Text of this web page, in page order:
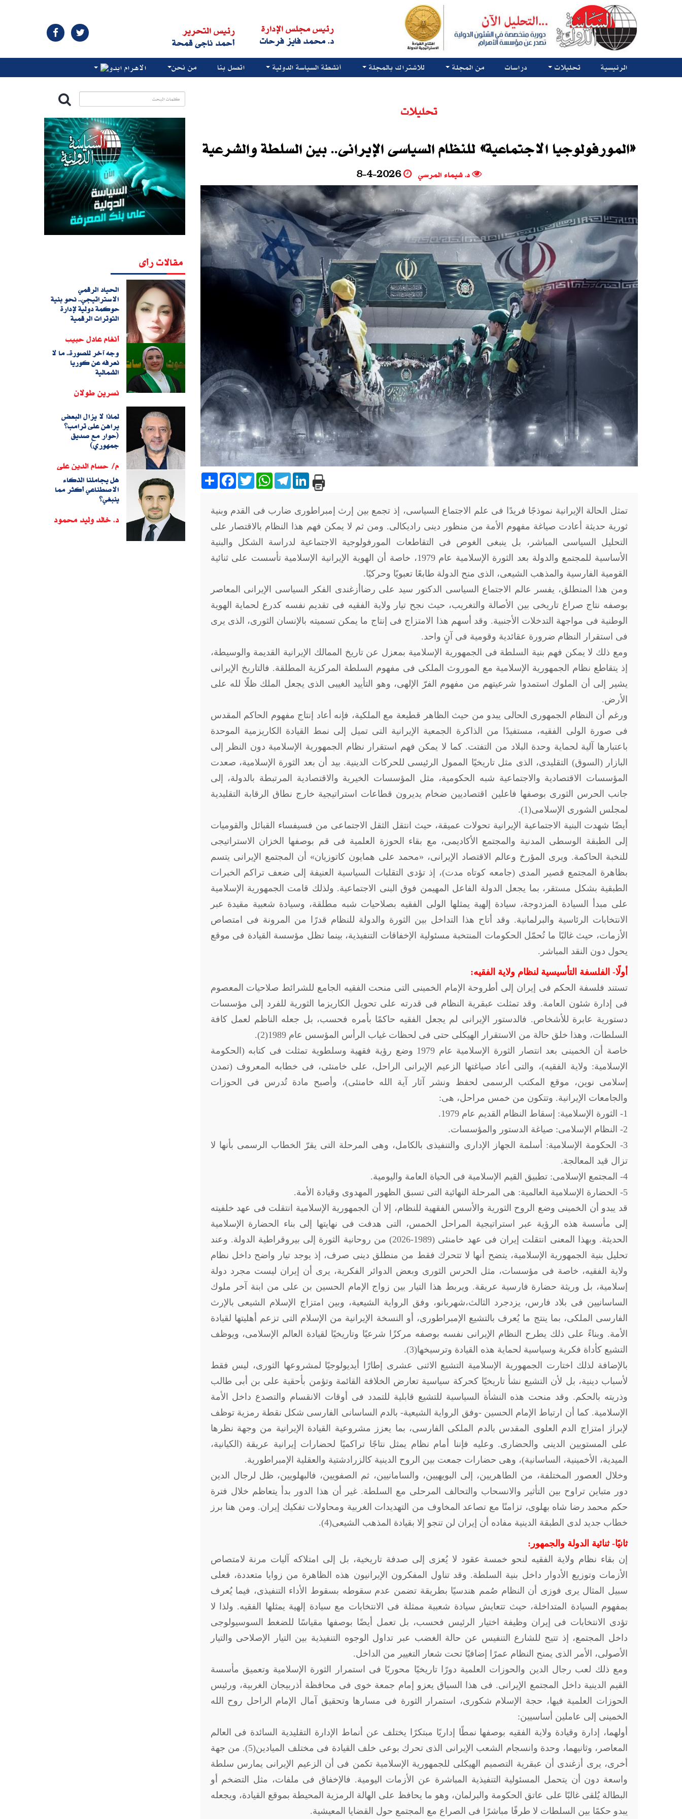
رئيس مجلس الإدارة
د. محمد فايز فرحات
رئيس التحرير
أحمد ناجى قمحة
الرئيسية تحليلات دراسات من المجلة للاشتراك بالمجلة أنشطة السياسة الدولية اتصل بنا من نحن الاهرام ابدو
تحليلات
«المورفولوجيا الاجتماعية» للنظام السياسى الإيرانى.. بين السلطة والشرعية
د. شيماء المرسي 8-4-2026
ShareFacebook
TwitterWhatsAppTelegramLinkedIn
تمثل الحالة الإيرانية نموذجًا فريدًا فى علم الاجتماع السياسى، إذ تجمع بين إرث إمبراطورى ضارب فى القدم وبنية
ثورية حديثة أعادت صياغة مفهوم الأمة من منظور دينى راديكالى. ومن ثم لا يمكن فهم هذا النظام بالاقتصار على
التحليل السياسى المباشر، بل ينبغى الغوص فى التقاطعات المورفولوجية الاجتماعية لدراسة الشكل والبنية
الأساسية للمجتمع والدولة بعد الثورة الإسلامية عام 1979، خاصة أن الهوية الإيرانية الإسلامية تأسست على ثنائية
القومية الفارسية والمذهب الشيعى، الذى منح الدولة طابعًا تعبويًا وحركيًا.
ومن هذا المنطلق، يفسر عالم الاجتماع السياسى الدكتور سيد على رضاأزغندى الفكر السياسى الإيرانى المعاصر
بوصفه نتاج صراع تاريخى بين الأصالة والتغريب، حيث نجح تيار ولاية الفقيه فى تقديم نفسه كدرع لحماية الهوية
الوطنية فى مواجهة التدخلات الأجنبية. وقد أسهم هذا الامتزاج فى إنتاج ما يمكن تسميته بالإنسان الثورى، الذى يرى
فى استقرار النظام ضرورة عقائدية وقومية فى آنٍ واحد.
ومع ذلك لا يمكن فهم بنية السلطة فى الجمهورية الإسلامية بمعزل عن تاريخ الممالك الإيرانية القديمة والوسيطة،
إذ يتقاطع نظام الجمهورية الإسلامية مع الموروث الملكى فى مفهوم السلطة المركزية المطلقة. فالتاريخ الإيرانى
يشير إلى أن الملوك استمدوا شرعيتهم من مفهوم الفرّ الإلهى، وهو التأييد الغيبى الذى يجعل الملك ظلًا لله على
الأرض.
ورغم أن النظام الجمهورى الحالى يبدو من حيث الظاهر قطيعة مع الملكية، فإنه أعاد إنتاج مفهوم الحاكم المقدس
فى صورة الولى الفقيه، مستفيدًا من الذاكرة الجمعية الإيرانية التى تميل إلى نمط القيادة الكاريزمية الموحدة
باعتبارها آلية لحماية وحدة البلاد من التفتت. كما لا يمكن فهم استقرار نظام الجمهورية الإسلامية دون النظر إلى
البازار (السوق) التقليدى، الذى مثل تاريخيًا الممول الرئيسى للحركات الدينية. بيد أن بعد الثورة الإسلامية، صعدت
المؤسسات الاقتصادية والاجتماعية شبه الحكومية، مثل المؤسسات الخيرية والاقتصادية المرتبطة بالدولة، إلى
جانب الحرس الثورى بوصفها فاعلين اقتصاديين ضخام يديرون قطاعات استراتيجية خارج نطاق الرقابة التقليدية
لمجلس الشورى الإسلامى(1).
أيضًا شهدت البنية الاجتماعية الإيرانية تحولات عميقة، حيث انتقل الثقل الاجتماعى من فسيفساء القبائل والقوميات
إلى الطبقة الوسطى المدنية والمجتمع الأكاديمى، مع بقاء الحوزة العلمية فى قم بوصفها الخزان الاستراتيجى
للنخبة الحاكمة. ويرى المؤرخ وعالم الاقتصاد الإيرانى، «محمد على همايون كاتوزيان» أن المجتمع الإيرانى يتسم
بظاهرة المجتمع قصير المدى (جامعه كوتاه مدت)، إذ تؤدى التقلبات السياسية العنيفة إلى ضعف تراكم الخبرات
الطبقية بشكل مستقر، بما يجعل الدولة الفاعل المهيمن فوق البنى الاجتماعية. ولذلك قامت الجمهورية الإسلامية
على مبدأ السيادة المزدوجة، سيادة إلهية يمثلها الولى الفقيه بصلاحيات شبه مطلقة، وسيادة شعبية مقيدة عبر
الانتخابات الرئاسية والبرلمانية. وقد أتاح هذا التداخل بين الثورة والدولة للنظام قدرًا من المرونة فى امتصاص
الأزمات، حيث غالبًا ما تُحمّل الحكومات المنتخبة مسئولية الإخفاقات التنفيذية، بينما تظل مؤسسة القيادة فى موقع
يحول دون النقد المباشر.
أولًا- الفلسفة التأسيسية لنظام ولاية الفقيه:
تستند فلسفة الحكم فى إيران إلى أطروحة الإمام الخمينى التى منحت الفقيه الجامع للشرائط صلاحيات المعصوم
فى إدارة شئون العامة. وقد تمثلت عبقرية النظام فى قدرته على تحويل الكاريزما الثورية للفرد إلى مؤسسات
دستورية عابرة للأشخاص. فالدستور الإيرانى لم يجعل الفقيه حاكمًا بأمره فحسب، بل جعله الناظم لعمل كافة
السلطات، وهذا خلق حالة من الاستقرار الهيكلى حتى فى لحظات غياب الرأس المؤسس عام 1989(2).
خاصة أن الخمينى بعد انتصار الثورة الإسلامية عام 1979 وضع رؤية فقهية وسلطوية تمثلت فى كتابه (الحكومة
الإسلامية: ولاية الفقيه)، والتى أعاد صياغتها الزعيم الإيرانى الراحل، على خامنئى، فى خطابه المعروف (تمدن
إسلامى نوين، موقع المكتب الرسمى لحفظ ونشر آثار آية الله خامنئى)، وأصبح مادة تُدرس فى الحوزات
والجامعات الإيرانية. وتتكون من خمس مراحل، هى:
1- الثورة الإسلامية: إسقاط النظام القديم عام 1979.
2- النظام الإسلامى: صياغة الدستور والمؤسسات.
3- الحكومة الإسلامية: أسلمة الجهاز الإدارى والتنفيذى بالكامل، وهى المرحلة التى يقرّ الخطاب الرسمى بأنها لا
تزال قيد المعالجة.
4- المجتمع الإسلامى: تطبيق القيم الإسلامية فى الحياة العامة واليومية.
5- الحضارة الإسلامية العالمية: هى المرحلة النهائية التى تسبق الظهور المهدوى وقيادة الأمة.
قد يبدو أن الخمينى وضع الروح الثورية والأسس الفقهية للنظام، إلا أن الجمهورية الإسلامية انتقلت فى عهد خلفيته
إلى مأسسة هذه الرؤية عبر استراتيجية المراحل الخمس، التى هدفت فى نهايتها إلى بناء الحضارة الإسلامية
الحديثة. وبهذا المعنى انتقلت إيران فى عهد خامنئى (1989-2026) من روحانية الثورة إلى بيروقراطية الدولة. وعند
تحليل بنية الجمهورية الإسلامية، يتضح أنها لا تتحرك فقط من منطلق دينى صرف، إذ يوجد تيار واضح داخل نظام
ولاية الفقيه، خاصة فى مؤسسات، مثل الحرس الثورى وبعض الدوائر الفكرية، يرى أن إيران ليست مجرد دولة
إسلامية، بل وريثة حضارة فارسية عريقة. ويربط هذا التيار بين زواج الإمام الحسين بن على من ابنة آخر ملوك
الساسانيين فى بلاد فارس، يزدجرد الثالث،شهربانو، وفق الرواية الشيعية، وبين امتزاج الإسلام الشيعى بالإرث
الفارسى الملكى، بما ينتج ما يُعرف بالتشيع الإمبراطورى، أو النسخة الإيرانية من الإسلام التى تزعم أهليتها لقيادة
الأمة. وبناءً على ذلك يطرح النظام الإيرانى نفسه بوصفه مركزًا شرعيًا وتاريخيًا لقيادة العالم الإسلامى، ويوظف
التشيع كأداة فكرية وسياسية لحماية هذه القيادة وترسيخها(3).
بالإضافة لذلك اختارت الجمهورية الإسلامية التشيع الاثنى عشرى إطارًا أيديولوجيًا لمشروعها الثورى، ليس فقط
لأسباب دينية، بل لأن التشيع نشأ تاريخيًا كحركة سياسية تعارض الخلافة القائمة وتؤمن بأحقية على بن أبى طالب
وذريته بالحكم. وقد منحت هذه النشأة السياسية للتشيع قابلية للتمدد فى أوقات الانقسام والتصدع داخل الأمة
الإسلامية. كما أن ارتباط الإمام الحسين -وفق الرواية الشيعية- بالدم الساسانى الفارسى شكل نقطة رمزية توظف
لإبراز امتزاج الدم العلوى المقدس بالدم الملكى الفارسى، بما يعزز مشروعية القيادة الإيرانية من وجهة نظرها
على المستويين الدينى والحضارى. وعليه فإننا أمام نظام يمثل نتاجًا تراكميًا لحضارات إيرانية عريقة (الكيانية،
الميدية، الأخمينية، الساسانية)، وهى حضارات جمعت بين الروح الدينية كالزرادشتية والعقلية الإمبراطورية.
وخلال العصور المختلفة، من الطاهريين، إلى البويهيين، والسامانيين، ثم الصفويين، فالبهلويين، ظل لرجال الدين
دور متباين تراوح بين التأثير والانسحاب والتحالف المرحلى مع السلطة. غير أن هذا الدور بدأ يتعاظم خلال فترة
حكم محمد رضا شاه بهلوى، تزامنًا مع تصاعد المخاوف من التهديدات الغربية ومحاولات تفكيك إيران. ومن هنا برز
خطاب جديد لدى الطبقة الدينية مفاده أن إيران لن تنجو إلا بقيادة المذهب الشيعى(4).
ثانيًا- ثنائية الدولة والجمهور:
إن بقاء نظام ولاية الفقيه لنحو خمسة عقود لا يُعزى إلى صدفة تاريخية، بل إلى امتلاكه آليات مرنة لامتصاص
الأزمات وتوزيع الأدوار داخل بنية السلطة. وقد تناول المفكرون الإيرانيون هذه الظاهرة من زوايا متعددة، فعلى
سبيل المثال يرى فوزى أن النظام صُمم هندسيًا بطريقة تضمن عدم سقوطه بسقوط الأداء التنفيذى، فيما يُعرف
بمفهوم السيادة المتداخلة، حيث تتعايش سيادة شعبية ممثلة فى الانتخابات مع سيادة إلهية يمثلها الفقيه. ولذا لا
تؤدى الانتخابات فى إيران وظيفة اختيار الرئيس فحسب، بل تعمل أيضًا بوصفها مقياسًا للضغط السوسيولوجى
داخل المجتمع، إذ تتيح للشارع التنفيس عن حالة الغضب عبر تداول الوجوه التنفيذية بين التيار الإصلاحى والتيار
الأصولى، الأمر الذى يمنح النظام عمرًا إضافيًا تحت شعار التغيير من الداخل.
ومع ذلك لعب رجال الدين والحوزات العلمية دورًا تاريخيًا محوريًا فى استمرار الثورة الإسلامية وتعميق مأسسة
القيم الدينية داخل المجتمع الإيرانى. فى هذا السياق يعزو إمام جمعة خوى فى محافظة أذربيجان الغربية، ورئيس
الحوزات العلمية فيها، حجة الإسلام شكورى، استمرار الثورة فى مسارها وتحقيق آمال الإمام الراحل روح الله
الخمينى إلى عاملين أساسيين:
أولهما، إدارة وقيادة ولاية الفقيه بوصفها نمطًا إداريًا مبتكرًا يختلف عن أنماط الإدارة التقليدية السائدة فى العالم
المعاصر، وثانيهما، وحدة وانسجام الشعب الإيرانى الذى تحرك بوعى خلف القيادة فى مختلف الميادين(5). من جهة
أخرى، يرى أزغندى أن عبقرية التصميم الهيكلى للجمهورية الإسلامية تكمن فى أن الزعيم الإيرانى يمارس سلطة
واسعة دون أن يتحمل المسئولية التنفيذية المباشرة عن الأزمات اليومية. فالإخفاق فى ملفات، مثل التضخم أو
البطالة يُلقى غالبًا على عاتق الحكومة والبرلمان، وهو ما يحافظ على الهالة الرمزية المحيطة بموقع القيادة، ويجعله
يبدو حكمًا بين السلطات لا طرفًا مباشرًا فى الصراع مع المجتمع حول القضايا المعيشية.
مقالات رأى
الحياد الرقمي
الاستراتيجي.. نحو بنية
حوكمة دولية لإدارة
التوترات الرقمية
أنغام عادل حبيب
وجه آخر للصورة.. ما لا
نعرفه عن كوريا
الشمالية
نسرين طولان
لماذا لا يزال البعض
يراهن على ترامب؟
(حوار مع صديق
جمهوري)
م/ حسام الدين على
هل يجاملنا الذكاء
الاصطناعي أكثر مما
ينبغي؟
د. خالد وليد محمود